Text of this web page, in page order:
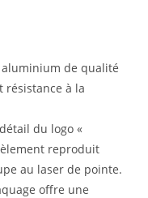
de qualité
à la
du logo «
reproduit
au laser de pointe.
offre une